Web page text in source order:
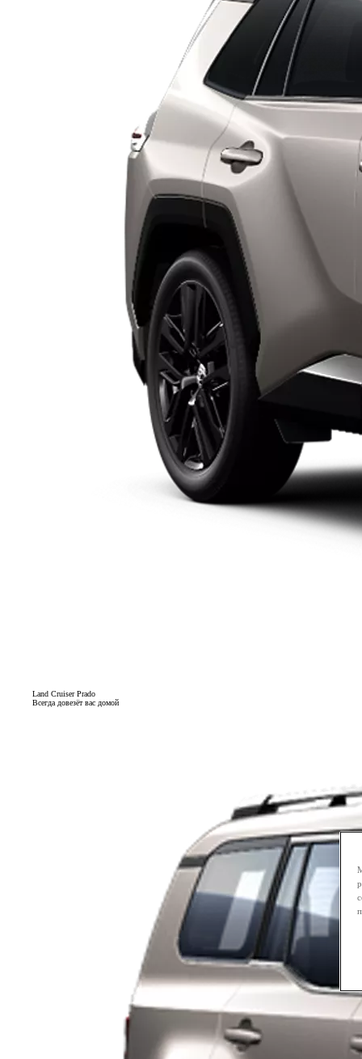
Land Cruiser Prado
Всегда довезёт вас домой